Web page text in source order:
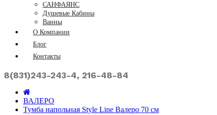
САНФАЯНС
Душевые Кабины
Ванны
О Компании
Блог
Контакты
8(831)243-243-4, 216-48-84
ВАЛЕРО
Тумба напольная Style Line Валеро 70 см